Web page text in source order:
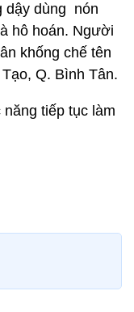
dậy dùng nón
hô hoán. Người
khống chế tên
Q. Bình Tân.
tiếp tục làm